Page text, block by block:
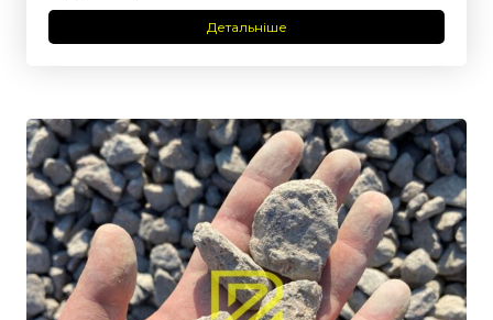
Детальніше